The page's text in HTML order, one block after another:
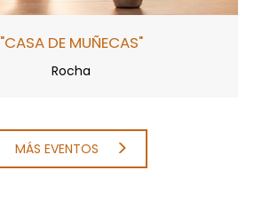
"CASA DE MUÑECAS"
Rocha
MÁS EVENTOS